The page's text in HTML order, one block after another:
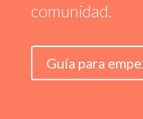
comunidad.
Guía para